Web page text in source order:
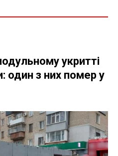
укритті
один з них помер у